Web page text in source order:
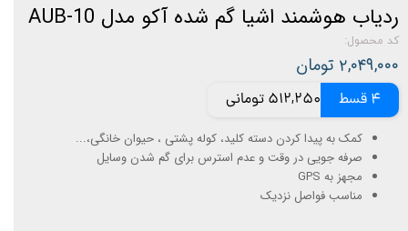
ردیاب هوشمند اشیا گم شده آکو مدل AUB-10
کد محصول:
۲,۰۴۹,۰۰۰ تومان
4 قسط 512,250 تومانی
کمک به پیدا کردن دسته کلید، کوله پشتی ، حیوان خانگی،...
صرفه جویی در وقت و عدم استرس برای گم شدن وسایل
مجهز به GPS
مناسب فواصل نزدیک